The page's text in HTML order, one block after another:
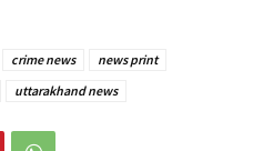
crime news
news print
uttarakhand news